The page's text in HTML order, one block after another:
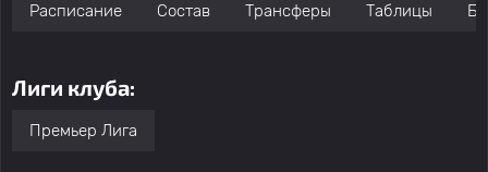
Расписание Состав Трансферы Таблицы
Лиги клуба:
Премьер Лига